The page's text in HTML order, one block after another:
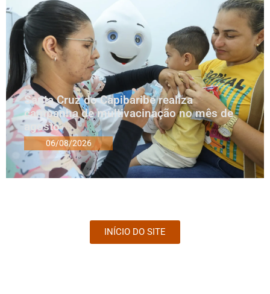
Santa Cruz do Capibaribe realiza
campanha de multivacinação no mês de
agosto
06/08/2026
INÍCIO DO SITE